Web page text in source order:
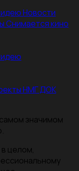
Новости
Снимается кино
НМГ ДОК
значимом
целом,